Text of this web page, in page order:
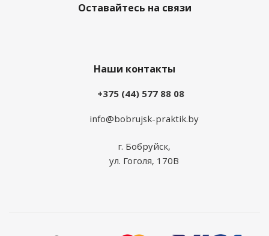
Оставайтесь на связи
Наши контакты
+375 (44) 577 88 08
info@bobrujsk-praktik.by
г. Бобруйск,
ул. Гоголя, 170В